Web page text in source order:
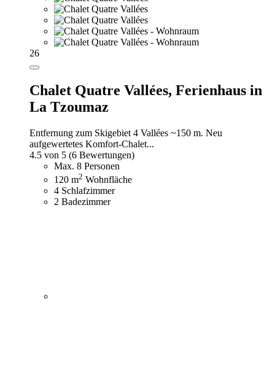
26
Chalet Quatre Vallées, Ferienhaus in
La Tzoumaz
Entfernung zum Skigebiet 4 Vallées ~150 m. Neu
aufgewertetes Komfort-Chalet...
4.5 von 5 (6 Bewertungen)
Max. 8 Personen
120 m2 Wohnfläche
4 Schlafzimmer
2 Badezimmer